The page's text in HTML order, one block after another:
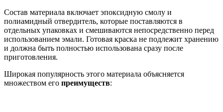
Состав материала включает эпоксидную смолу и
полиамидный отвердитель, которые поставляются в
отдельных упаковках и смешиваются непосредственно перед
использованием эмали. Готовая краска не подлежит хранению
и должна быть полностью использована сразу после
приготовления.
Широкая популярность этого материала объясняется
множеством его преимуществ: